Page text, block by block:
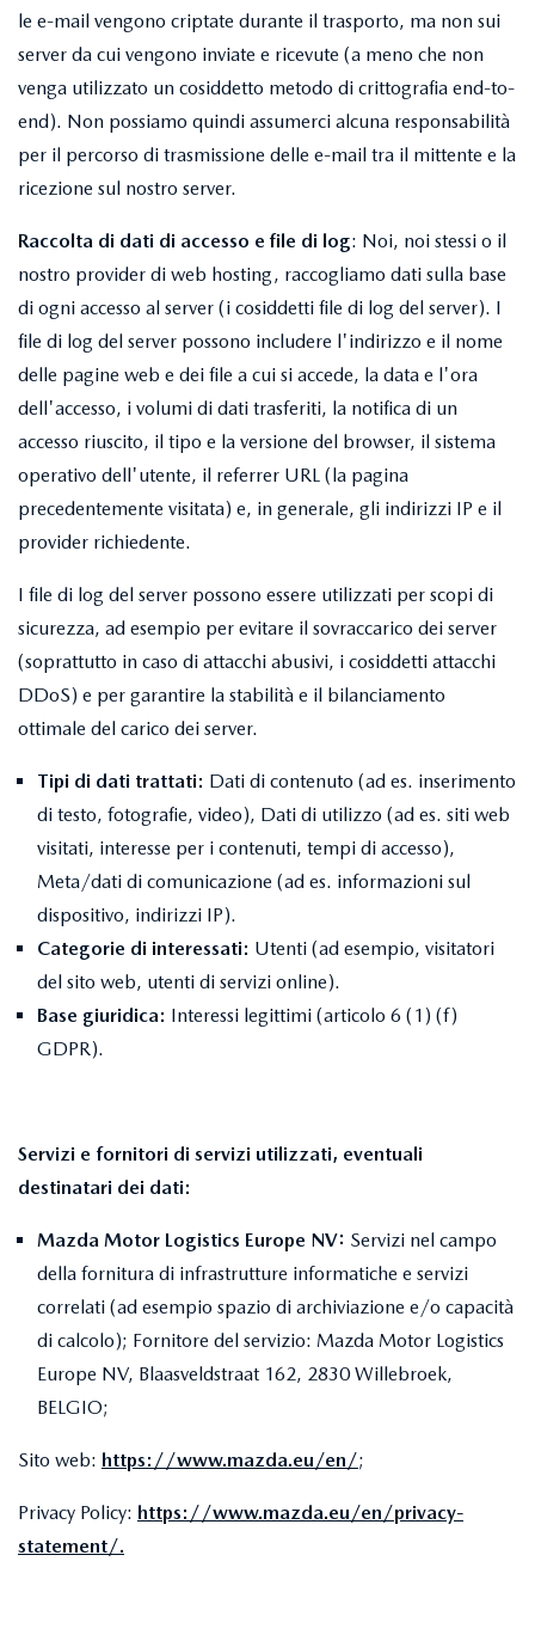
le e-mail vengono criptate durante il trasporto, ma non sui
server da cui vengono inviate e ricevute (a meno che non
venga utilizzato un cosiddetto metodo di crittografia end-to-
end). Non possiamo quindi assumerci alcuna responsabilità
per il percorso di trasmissione delle e-mail tra il mittente e la
ricezione sul nostro server.
Raccolta di dati di accesso e file di log: Noi, noi stessi o il
nostro provider di web hosting, raccogliamo dati sulla base
di ogni accesso al server (i cosiddetti file di log del server). I
file di log del server possono includere l'indirizzo e il nome
delle pagine web e dei file a cui si accede, la data e l'ora
dell'accesso, i volumi di dati trasferiti, la notifica di un
accesso riuscito, il tipo e la versione del browser, il sistema
operativo dell'utente, il referrer URL (la pagina
precedentemente visitata) e, in generale, gli indirizzi IP e il
provider richiedente.
I file di log del server possono essere utilizzati per scopi di
sicurezza, ad esempio per evitare il sovraccarico dei server
(soprattutto in caso di attacchi abusivi, i cosiddetti attacchi
DDoS) e per garantire la stabilità e il bilanciamento
ottimale del carico dei server.
Tipi di dati trattati: Dati di contenuto (ad es. inserimento
di testo, fotografie, video), Dati di utilizzo (ad es. siti web
visitati, interesse per i contenuti, tempi di accesso),
Meta/dati di comunicazione (ad es. informazioni sul
dispositivo, indirizzi IP).
Categorie di interessati: Utenti (ad esempio, visitatori
del sito web, utenti di servizi online).
Base giuridica: Interessi legittimi (articolo 6 (1) (f)
GDPR).
Servizi e fornitori di servizi utilizzati, eventuali
destinatari dei dati:
Mazda Motor Logistics Europe NV: Servizi nel campo
della fornitura di infrastrutture informatiche e servizi
correlati (ad esempio spazio di archiviazione e/o capacità
di calcolo); Fornitore del servizio: Mazda Motor Logistics
Europe NV, Blaasveldstraat 162, 2830 Willebroek,
BELGIO;
Sito web: https://www.mazda.eu/en/;
Privacy Policy: https://www.mazda.eu/en/privacy-
statement/.